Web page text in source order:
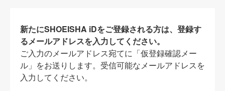
新たにSHOEISHA iDをご登録される方は、登録す
るメールアドレスを入力してください。
ご入力のメールアドレス宛てに「仮登録確認メー
ル」をお送りします。受信可能なメールアドレスを
入力してください。